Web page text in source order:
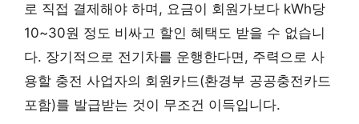
로 직접 결제해야 하며, 요금이 회원가보다 kWh당
10~30원 정도 비싸고 할인 혜택도 받을 수 없습니
다. 장기적으로 전기차를 운행한다면, 주력으로 사
용할 충전 사업자의 회원카드(환경부 공공충전카드
포함)를 발급받는 것이 무조건 이득입니다.